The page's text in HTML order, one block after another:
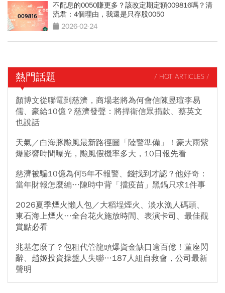
不配息的0050賺更多？該改定期定額009816嗎？清
流君：4個理由，我還是只存股0050
2026-02-24
熱門話題 / HOT ARTICLES /
顏博文從聯電到慈濟，商場老將為何會信陳昱瑄李易
儒、豪給10億？慈濟發聲：將捍衛信眾捐款、蔡英文
也說話
天氣／白海豚颱風最新路徑圖「陸警準備」！豪大雨紫
爆影響時間曝光，颱風假機率多大，10日報先看
慈濟被騙10億為何5年不報警、錢找到才認？他好奇：
當年財報怎麼編…陳時中背「擋疫苗」黑鍋只求1件事
2026夏季煙火懶人包／大稻埕煙火、淡水漁人碼頭、
東石海上煙火…全台花火施放時間、表演卡司、最佳觀
賞點必看
兆基怎麼了？包租代管龍頭爆資金缺口逾百億！董座閃
辭、趙姬投資操盤人失聯…187人組自救會，公司最新
聲明